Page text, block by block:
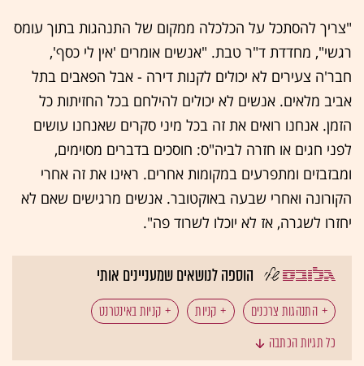
"צריך להסתכל על הכלכלה ממקום של התנהגות בתוך עומס
רגשי", מחדדת ד"ר טבת. "אנשים אומרים 'אין לי כסף',
חבר'ה צעירים לא יכולים לקנות דירה - אבל הפאבים בתל
אביב מלאים. אנשים לא יכולים להילחם בכל החזיתות כל
הזמן. אנחנו רואים את זה בכל מיני סקרים שאנחנו עושים
לפני חגים או חזרה לביה"ס: חוסכים בדברים מסוימים,
ומבזבזים ומתפרעים במקומות אחרים. ראינו את זה אחרי
הקורונה ואחרי שבעה באוקטובר. אנשים מרגישים שאם לא
יחזרו לשגרה, אז לא יוכלו לשרוד פה".
הוספה לנושאים שמעניינים אותי
התנהגות צרכנים קניות קניות באינטרנט
כל תגיות הכתבה